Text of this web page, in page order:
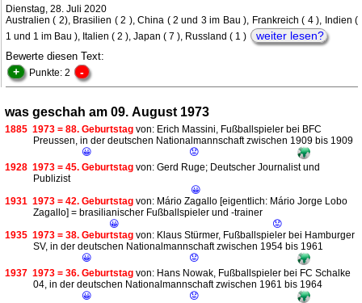
Dienstag, 28. Juli 2020
Australien ( 2), Brasilien ( 2 ), China ( 2 und 3 im Bau ), Frankreich ( 4 ), Indien (
1 und 1 im Bau ), Italien ( 2 ), Japan ( 7 ), Russland ( 1 )
weiter lesen?
Bewerte diesen Text:
+ Punkte: 2 -
was geschah am 09. August 1973
1885 1973 = 88. Geburtstag von: Erich Massini, Fußballspieler bei BFC
Preussen, in der deutschen Nationalmannschaft zwischen 1909 bis 1909
😀
😟
1928 1973 = 45. Geburtstag von: Gerd Ruge; Deutscher Journalist und
Publizist
😀
1931 1973 = 42. Geburtstag von: Mário Zagallo [eigentlich: Mário Jorge Lobo
Zagallo] = brasilianischer Fußballspieler und -trainer
😀
😟
1935 1973 = 38. Geburtstag von: Klaus Stürmer, Fußballspieler bei Hamburger
SV, in der deutschen Nationalmannschaft zwischen 1954 bis 1961
😀
😟
1937 1973 = 36. Geburtstag von: Hans Nowak, Fußballspieler bei FC Schalke
04, in der deutschen Nationalmannschaft zwischen 1961 bis 1964
😀
😟